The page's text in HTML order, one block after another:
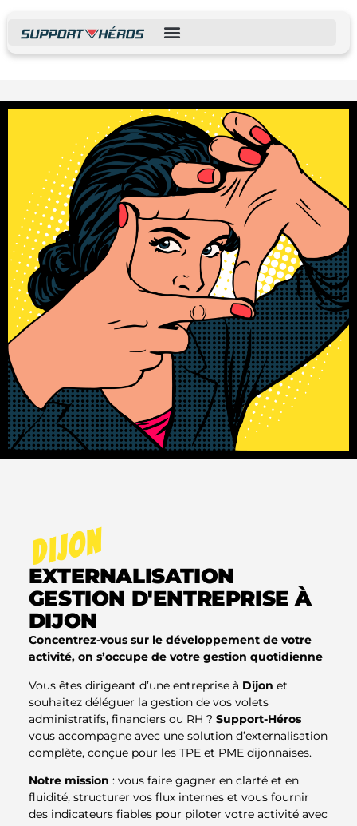
DIJON
EXTERNALISATION
GESTION D'ENTREPRISE À
DIJON
Concentrez-vous sur le développement de votre
activité, on s’occupe de votre gestion quotidienne
Vous êtes dirigeant d’une entreprise à Dijon et
souhaitez déléguer la gestion de vos volets
administratifs, financiers ou RH ? Support-Héros
vous accompagne avec une solution d’externalisation
complète, conçue pour les TPE et PME dijonnaises.
Notre mission : vous faire gagner en clarté et en
fluidité, structurer vos flux internes et vous fournir
des indicateurs fiables pour piloter votre activité avec